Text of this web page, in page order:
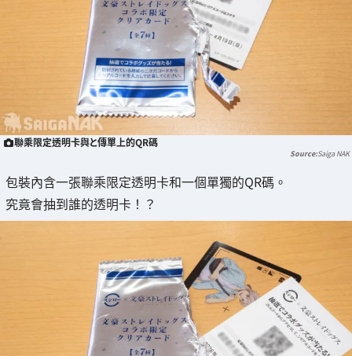
聯乘限定透明卡與と傳單上的QR碼
Saiga NAK
包裝內含一張聯乘限定透明卡和一個單獨的QR碼。
究竟會抽到誰的透明卡！？